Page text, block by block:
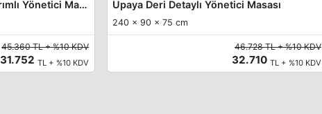
Setary Özgün Ayak Tasarımlı Yönetici Masası 200cm
45.360 TL + %10 KDV
31.752TL + %10 KDV
Upaya Deri Detaylı Yönetici Masası
240 x 90 x 75 cm
46.728 TL + %10 KDV
32.710TL + %10 KDV